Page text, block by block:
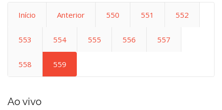
Início Anterior 550 551 552
553 554 555 556 557
558 559
Ao vivo